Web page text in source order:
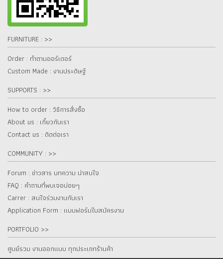
FURNITURE : >>
Order : ทำตามออร์เดอร์
Custom Made : งานประดิษฐ์
SUPPORTS : >>
How to order : วิธีการสั่งซื้อ
About us : เกี๋ยวกับเรา
Contact us : ติดต่อเรา
COMMUNITY : >>
Forum : ข่าวสาร บทความ น่าสนใจ
FAQ : คำถามที่พบเจอบ่อยๆ
Carrer : สนใจร่วมงานกับเรา
Application Form : แบบฟอร์มใบสมัครงาน
PORTFOLIO >>
ศูนย์รวม งานออกแบบ ทุกประเภทร้านค้า